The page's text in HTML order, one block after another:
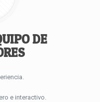
DE
e interactivo.